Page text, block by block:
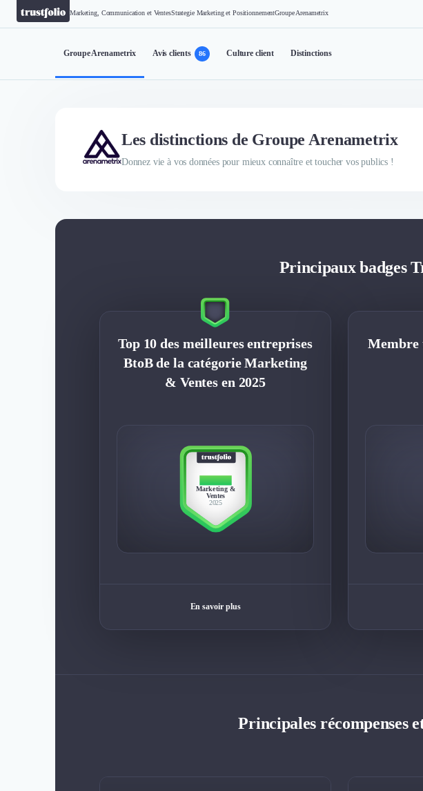
Marketing, Communication et VentesStrategie Marketing et PositionnementGroupe Arenametrix
Groupe Arenametrix Avis clients 86 Culture client Distinctions
Les distinctions de Groupe Arenametrix
Donnez vie à vos données pour mieux connaître et toucher vos publics !
Principaux badges
Top 10 des meilleures entreprises
BtoB de la catégorie Marketing
& Ventes en 2025
TOP 10
Marketing &
Ventes
2025
En savoir plus
Membre
Principales récompenses